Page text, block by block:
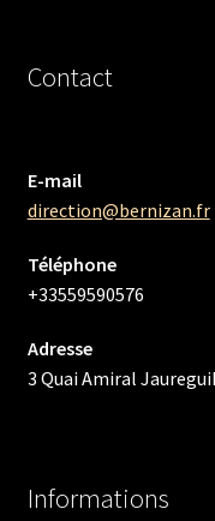
Contact
E-mail
direction@bernizan.fr
Téléphone
+33559590576
Adresse
3 Quai Amiral
Informations